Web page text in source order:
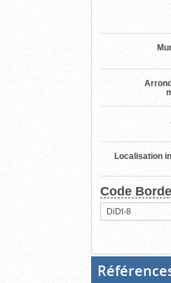
Localisation
Code
DiDt-8